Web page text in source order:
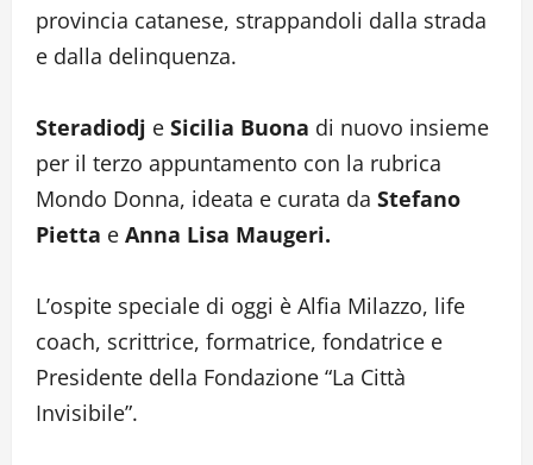
provincia catanese, strappandoli dalla strada
e dalla delinquenza.
Steradiodj e Sicilia Buona di nuovo insieme
per il terzo appuntamento con la rubrica
Mondo Donna, ideata e curata da Stefano
Pietta e Anna Lisa Maugeri.
L’ospite speciale di oggi è Alfia Milazzo, life
coach, scrittrice, formatrice, fondatrice e
Presidente della Fondazione “La Città
Invisibile”.